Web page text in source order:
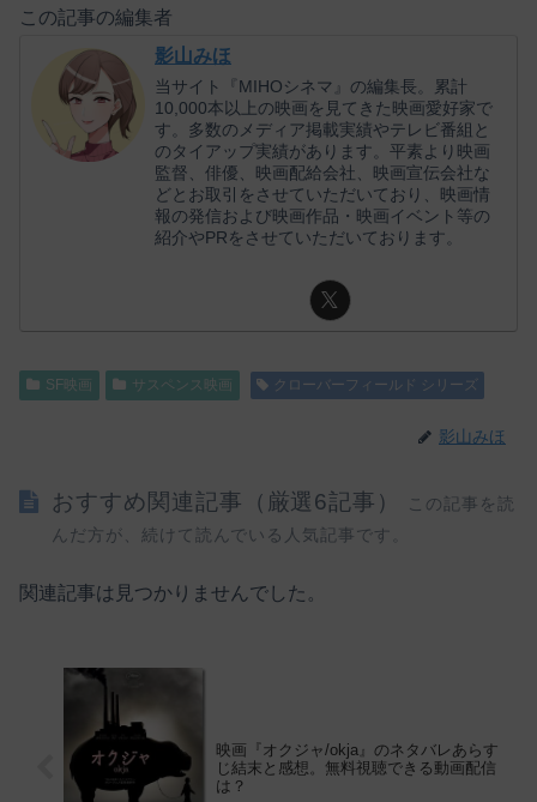
この記事の編集者
影山みほ
当サイト『MIHOシネマ』の編集長。累計
10,000本以上の映画を見てきた映画愛好家で
す。多数のメディア掲載実績やテレビ番組と
のタイアップ実績があります。平素より映画
監督、俳優、映画配給会社、映画宣伝会社な
どとお取引をさせていただいており、映画情
報の発信および映画作品・映画イベント等の
紹介やPRをさせていただいております。
SF映画 サスペンス映画 クローバーフィールド シリーズ
影山みほ
おすすめ関連記事（厳選6記事）
この記事を読
んだ方が、続けて読んでいる人気記事です。
関連記事は見つかりませんでした。
映画『オクジャ/okja』のネタバレあらす
じ結末と感想。無料視聴できる動画配信
は？